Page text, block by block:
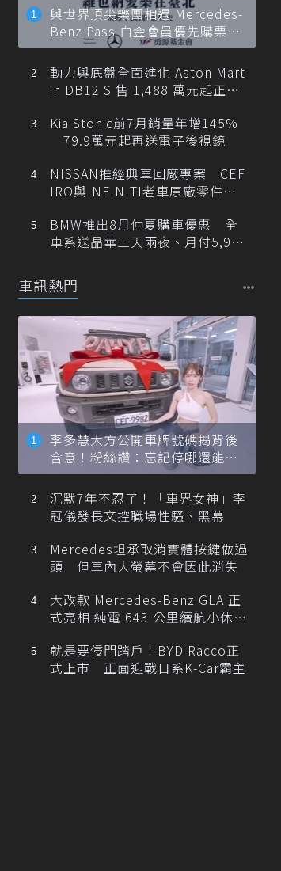
與世界頂尖樂團相遇 Mercedes-
Benz Pass 白金會員優先購票維
也納愛樂
動力與底盤全面進化 Aston Mart
in DB12 S 售 1,488 萬元起正式
Kia Stonic前7月銷量年增145%
79.9萬元起再送電子後視鏡
NISSAN推經典車回廠專案 CEF
IRO與INFINITI老車原廠零件最
BMW推出8月仲夏購車優惠 全
車系送晶華三天兩夜、月付5,900
車訊熱門
李多慧大方公開車牌號碼揭背後
含意！粉絲讚：忘記停哪還能幫
忙找車
沉默7年不忍了！「車界女神」李
冠儀發長文控職場性騷、黑幕
Mercedes坦承取消實體按鍵做過
頭 但車內大螢幕不會因此消失
大改款 Mercedes-Benz GLA 正
式亮相 純電 643 公里續航小休
就是要侵門踏戶！BYD Racco正
式上市 正面迎戰日系K-Car霸主